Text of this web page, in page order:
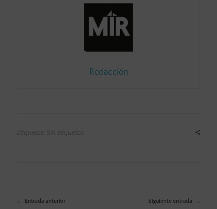
Redacción
Etiquetas: Sin etiquetas
Entrada anterior Siguiente entrada